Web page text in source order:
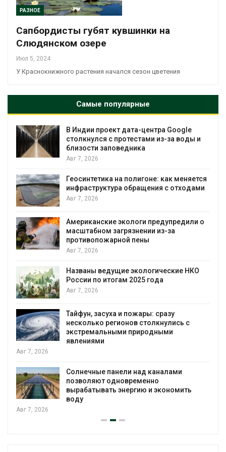
РАЗНОЕ
Сапбордисты губят кувшинки на
Слюдянском озере
Июл 5, 2024
У Краснокнижного растения начался сезон цветения
Самые популярные
В Индии проект дата-центра Google
столкнулся с протестами из-за воды и
близости заповедника
Авг 7, 2026
Геосинтетика на полигоне: как меняется
инфраструктура обращения с отходами
Авг 7, 2026
Американские экологи предупредили о
масштабном загрязнении из-за
противопожарной пены
Авг 7, 2026
Названы ведущие экологические НКО
России по итогам 2025 года
Авг 7, 2026
Тайфун, засуха и пожары: сразу
несколько регионов столкнулись с
экстремальными природными
явлениями
Авг 7, 2026
Солнечные панели над каналами
позволяют одновременно
вырабатывать энергию и экономить
воду
Авг 7, 2026